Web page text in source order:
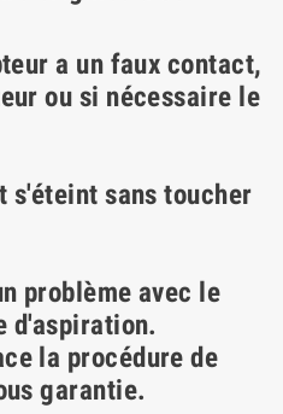
a un faux contact,
ou si nécessaire le
s'éteint sans toucher
problème avec le
d'aspiration.
la procédure de
garantie.